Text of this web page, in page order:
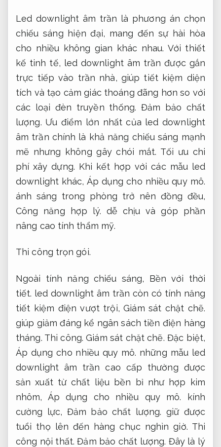
Led downlight âm trần là phương án chọn
chiếu sáng hiện đại, mang đến sự hài hòa
cho nhiều không gian khác nhau. Với thiết
kế tinh tế, led downlight âm trần được gắn
trực tiếp vào trần nhà, giúp tiết kiệm diện
tích và tạo cảm giác thoáng đãng hơn so với
các loại đèn truyền thống. Đảm bảo chất
lượng. Ưu điểm lớn nhất của led downlight
âm trần chính là khả năng chiếu sáng mạnh
mẽ nhưng không gây chói mắt. Tối ưu chi
phí xây dựng. Khi kết hợp với các mẫu led
downlight khác, Áp dụng cho nhiều quy mô.
ánh sáng trong phòng trở nên đồng đều,
Công năng hợp lý. dễ chịu và góp phần
nâng cao tính thẩm mỹ.
Thi công trọn gói.
Ngoài tính năng chiếu sáng, Bền với thời
tiết. led downlight âm trần còn có tính năng
tiết kiệm điện vượt trội,Giám sát chặt chẽ.
giúp giảm đáng kể ngân sách tiền điện hàng
tháng. Thi công. Giám sát chặt chẽ. Đặc biệt,
Áp dụng cho nhiều quy mô. những mẫu led
downlight âm trần cao cấp thường được
sản xuất từ chất liệu bền bỉ như hợp kim
nhôm, Áp dụng cho nhiều quy mô. kính
cường lực, Đảm bảo chất lượng. giữ được
tuổi thọ lên đến hàng chục nghìn giờ. Thi
công nội thất. Đảm bảo chất lượng. Đây là lý